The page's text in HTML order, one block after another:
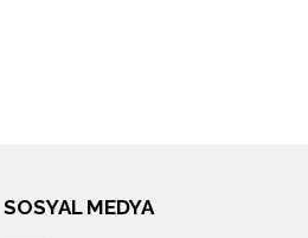
SOSYAL MEDYA